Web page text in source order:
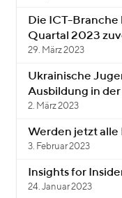
29. März 2023
Die ICT-Branche
Quartal 2023
2. März 2023
Ukrainische
Ausbildung in
3. Februar 2023
Werden jetzt alle
24. Januar 2023
Insights for